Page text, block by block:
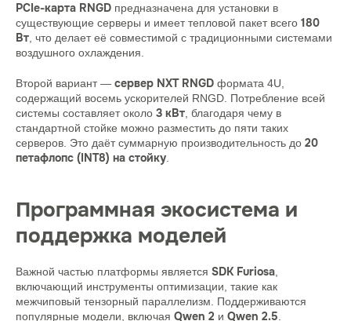
PCIe-карта RNGD предназначена для установки в
существующие серверы и имеет тепловой пакет всего 180
Вт, что делает её совместимой с традиционными системами
воздушного охлаждения.
Второй вариант — сервер NXT RNGD формата 4U,
содержащий восемь ускорителей RNGD. Потребление всей
системы составляет около 3 кВт, благодаря чему в
стандартной стойке можно разместить до пяти таких
серверов. Это даёт суммарную производительность до 20
петафлопс (INT8) на стойку.
Программная экосистема и
поддержка моделей
Важной частью платформы является SDK Furiosa,
включающий инструменты оптимизации, такие как
межчиповый тензорный параллелизм. Поддерживаются
популярные модели, включая Qwen 2 и Qwen 2.5.